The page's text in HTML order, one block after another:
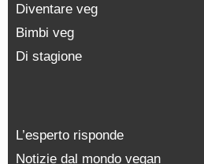
Diventare veg
Bimbi veg
Di stagione
L’esperto risponde
Notizie dal mondo vegan